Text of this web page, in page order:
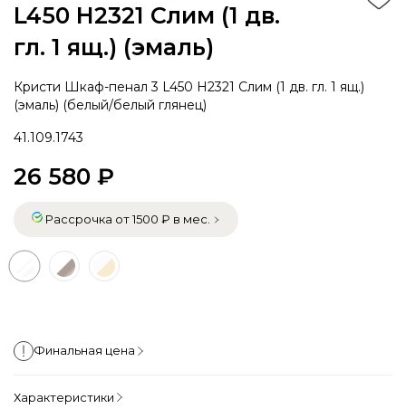
L450 H2321 Слим (1 дв.
гл. 1 ящ.) (эмаль)
Кристи Шкаф-пенал 3 L450 H2321 Слим (1 дв. гл. 1 ящ.)
(эмаль) (белый/белый глянец)
41.109.1743
26 580 ₽
Рассрочка от 1500 ₽ в мес.
Финальная цена
Характеристики